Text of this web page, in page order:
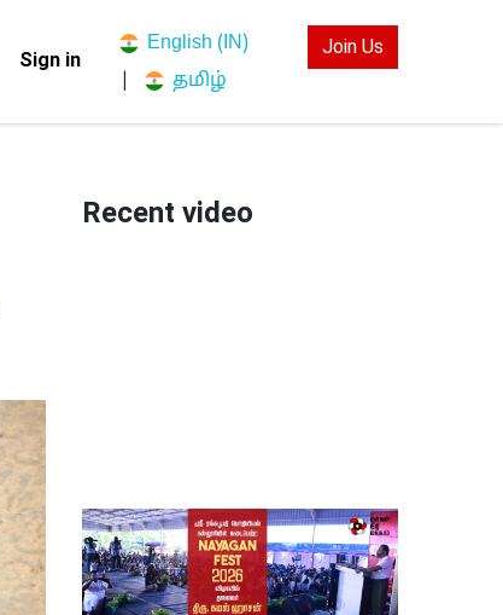
Sign in
English (IN)
தமிழ்
Join Us
Recent video